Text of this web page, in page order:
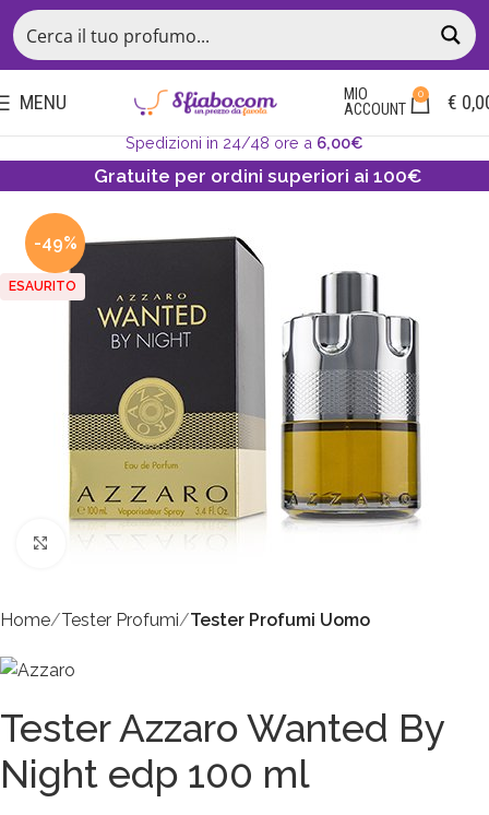
MENU
MIO
ACCOUNT
0 €
Spedizioni in 24/48 ore a6,00€
Gratuite per ordini superiori ai 100€
-49%
ESAURITO
Click to enlarge
Home Tester Profumi Tester Profumi Uomo
Tester Azzaro Wanted By
Night edp 100 ml